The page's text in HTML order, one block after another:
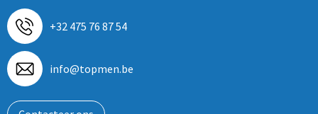
+32 475 76 87 54
info@topmen.be